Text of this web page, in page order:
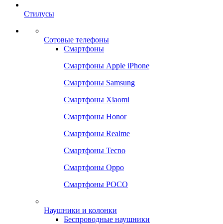
Стилусы
Сотовые телефоны
Смартфоны
Смартфоны Apple iPhone
Смартфоны Samsung
Смартфоны Xiaomi
Смартфоны Honor
Смартфоны Realme
Смартфоны Tecno
Смартфоны Oppo
Смартфоны POCO
Наушники и колонки
Беспроводные наушники